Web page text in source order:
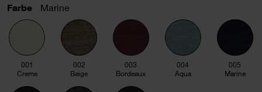
Farbe Marine
001
Creme
002
Beige
003
Bordeaux
004
Aqua
005
Marine